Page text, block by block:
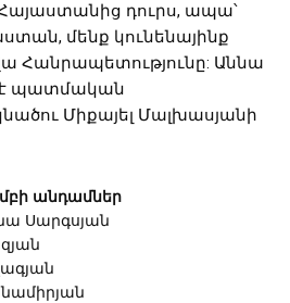
դուրս, ապա՝
մենք կունենայինք
Հանրապետությունը: Աննա
է պատմական
Միքայել Մալխասյանի
անդամներ
Սարգսյան